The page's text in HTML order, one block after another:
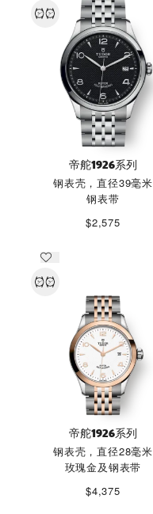
帝舵1926系列
钢表壳，直径39毫米
钢表带
$2,575
帝舵1926系列
钢表壳，直径28毫米
玫瑰金及钢表带
$4,375